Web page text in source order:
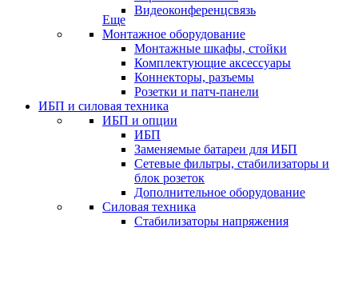
Видеоконференцсвязь
Еще
Монтажное оборудование
Монтажные шкафы, стойки
Комплектующие аксессуары
Коннекторы, разъемы
Розетки и патч-панели
ИБП и силовая техника
ИБП и опции
ИБП
Заменяемые батареи для ИБП
Сетевые фильтры, стабилизаторы и
блок розеток
Дополнительное оборудование
Силовая техника
Стабилизаторы напряжения